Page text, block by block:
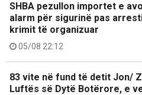
SHBA pezullon importet e
alarm për sigurinë pas
krimit të organizuar
05/08 22:12
83 vite në fund të detit Jon/
Luftës së Dytë Botërore, e